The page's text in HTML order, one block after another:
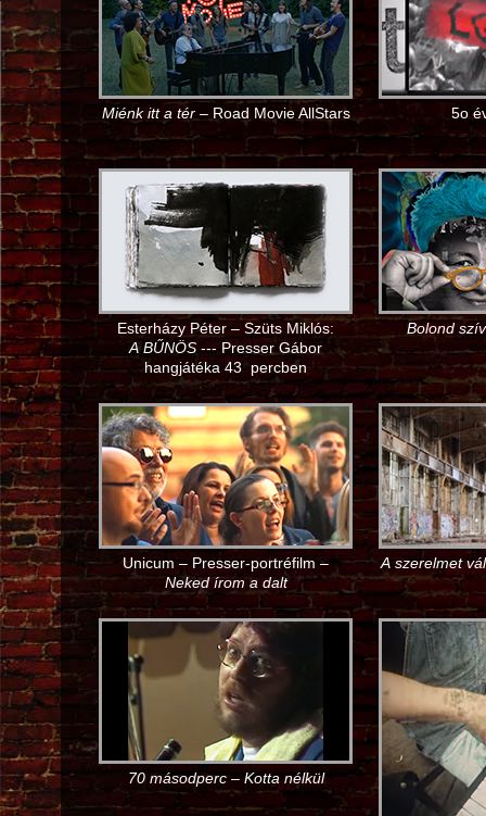
Miénk itt a tér– Road Movie AllStars 5o
Esterházy Péter – Szüts Miklós:
A BŰNÖS --- Presser Gábor
hangjátéka 43 percben
Bolond szív
Unicum – Presser-portréfilm –
Neked írom a dalt
A szerelmet
70 másodperc – Kotta nélkül